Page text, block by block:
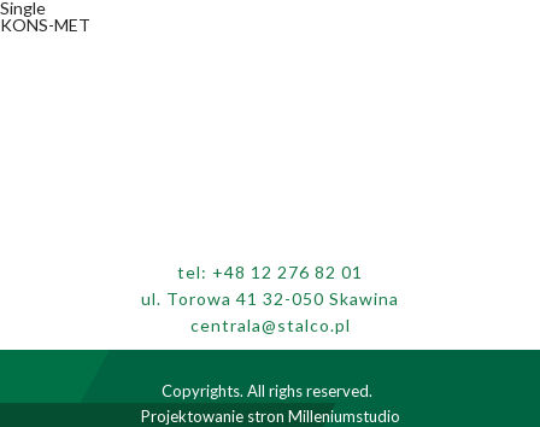
Single
KONS-MET
tel: +48 12 276 82 01
ul. Torowa 41 32-050 Skawina
centrala@stalco.pl
Copyrights. All righs reserved.
Projektowanie stron Milleniumstudio